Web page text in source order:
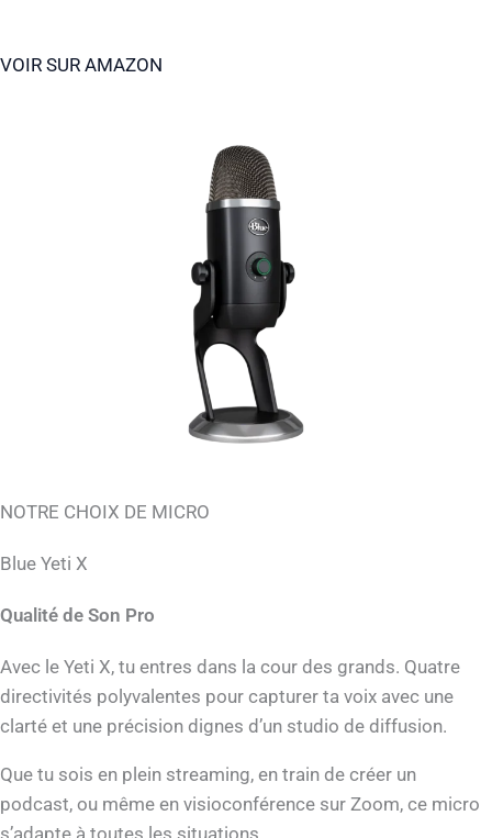
VOIR SUR AMAZON
NOTRE CHOIX DE MICRO
Blue Yeti X
Qualité de Son Pro
Avec le Yeti X, tu entres dans la cour des grands. Quatre
directivités polyvalentes pour capturer ta voix avec une
clarté et une précision dignes d’un studio de diffusion.
Que tu sois en plein streaming, en train de créer un
podcast, ou même en visioconférence sur Zoom, ce micro